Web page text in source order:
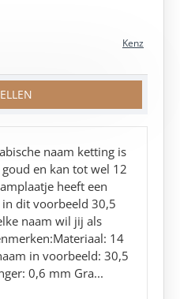
Kenz
naam ketting is
en kan tot wel 12
heeft een
dit voorbeeld 30,5
naam wil jij als
14
in voorbeeld: 30,5
0,6 mm Gra...